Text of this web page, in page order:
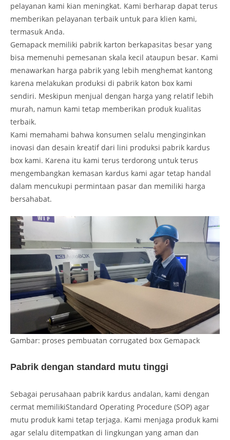
pelayanan kami kian meningkat. Kami berharap dapat terus
memberikan pelayanan terbaik untuk para klien kami,
termasuk Anda.
Gemapack memiliki pabrik karton berkapasitas besar yang
bisa memenuhi pemesanan skala kecil ataupun besar. Kami
menawarkan harga pabrik yang lebih menghemat kantong
karena melakukan produksi di pabrik katon box kami
sendiri. Meskipun menjual dengan harga yang relatif lebih
murah, namun kami tetap memberikan produk kualitas
terbaik.
Kami memahami bahwa konsumen selalu menginginkan
inovasi dan desain kreatif dari lini produksi pabrik kardus
box kami. Karena itu kami terus terdorong untuk terus
mengembangkan kemasan kardus kami agar tetap handal
dalam mencukupi permintaan pasar dan memiliki harga
bersahabat.
Gambar: proses pembuatan corrugated box Gemapack
Pabrik dengan standard mutu tinggi
Sebagai perusahaan pabrik kardus andalan, kami dengan
cermat memilikiStandard Operating Procedure (SOP) agar
mutu produk kami tetap terjaga. Kami menjaga produk kami
agar selalu ditempatkan di lingkungan yang aman dan